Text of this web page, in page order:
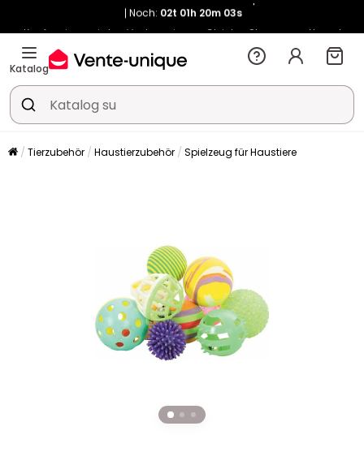
Kauf-unique wird zu Vente-unique - Gleicher Shop, neuer Name!
Noch:02t 01h
Katalog
Tierzubehör Haustierzubehör Spielzeug für Haustiere